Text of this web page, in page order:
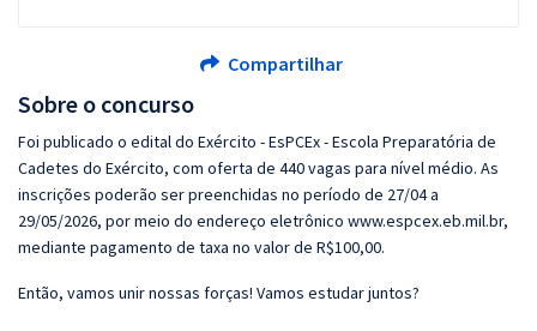
Sobre o concurso
Foi publicado o edital do Exército - EsPCEx - Escola Preparatória de
Cadetes do Exército, com oferta de 440 vagas para nível médio. As
inscrições poderão ser preenchidas no período de 27/04 a
29/05/2026, por meio do endereço eletrônico www.espcex.eb.mil.br,
mediante pagamento de taxa no valor de R$100,00.
Então, vamos unir nossas forças! Vamos estudar juntos?
Compartilhar